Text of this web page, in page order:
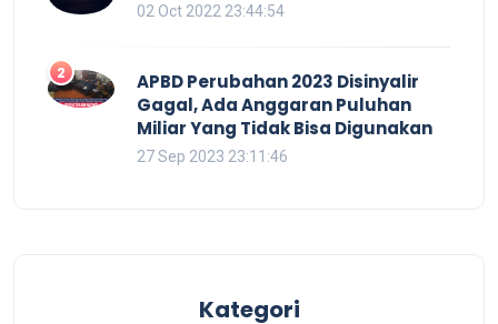
02 Oct 2022 23:44:54
2
APBD Perubahan 2023 Disinyalir
Gagal, Ada Anggaran Puluhan
Miliar Yang Tidak Bisa Digunakan
27 Sep 2023 23:11:46
Kategori